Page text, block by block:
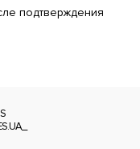
подтверждения